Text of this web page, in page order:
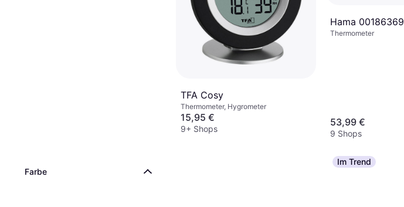
Farbe
TFA Cosy
Thermometer, Hygrometer
15,95 €
9+ Shops
Hama 00186369
Thermometer
53,99 €
9 Shops
Im Trend